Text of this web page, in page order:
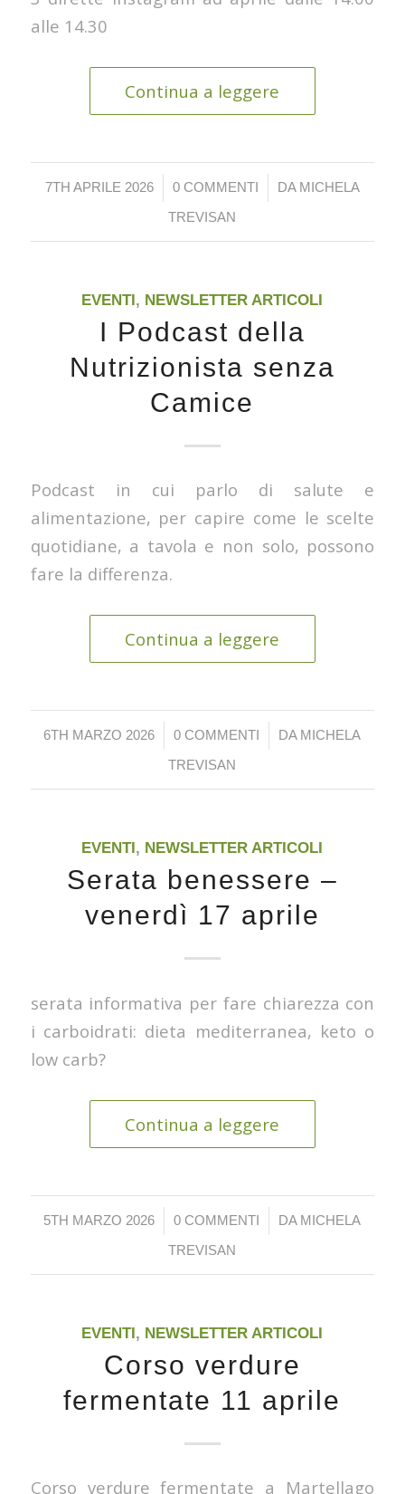
alle 14.30
Continua a leggere
7TH APRILE 2026
/ 0 COMMENTI
/ DA MICHELA
TREVISAN
EVENTI, NEWSLETTER ARTICOLI
I Podcast della
Nutrizionista senza
Camice
Podcast in cui parlo di salute e
alimentazione, per capire come le scelte
quotidiane, a tavola e non solo, possono
fare la differenza.
Continua a leggere
6TH MARZO 2026
/ 0 COMMENTI
/ DA MICHELA
TREVISAN
EVENTI, NEWSLETTER ARTICOLI
Serata benessere –
venerdì 17 aprile
serata informativa per fare chiarezza con
i carboidrati: dieta mediterranea, keto o
low carb?
Continua a leggere
5TH MARZO 2026
/ 0 COMMENTI
/ DA MICHELA
TREVISAN
EVENTI, NEWSLETTER ARTICOLI
Corso verdure
fermentate 11 aprile
Corso verdure fermentate a Martellago